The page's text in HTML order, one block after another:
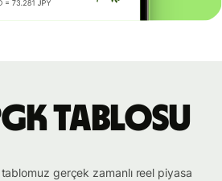
tablosu
gerçek zamanlı reel piyasa